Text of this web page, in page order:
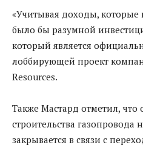
«Учитывая доходы, которые
было бы разумной
который является
лоббирующей проект
Resources.
Также Мастард отметил,
строительства газопровода
закрывается в связи с